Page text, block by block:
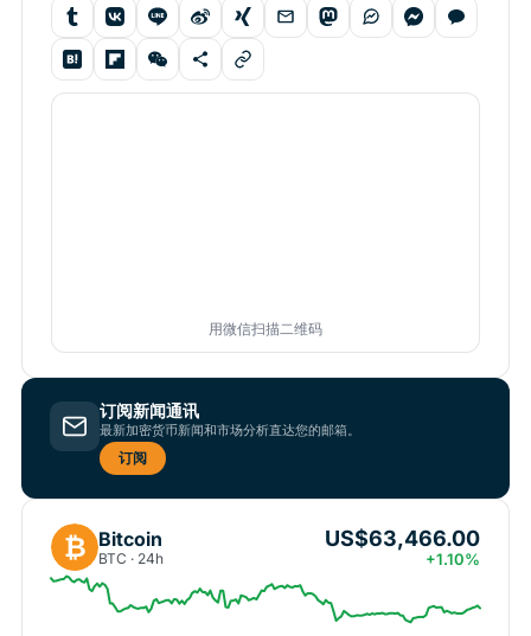
用微信扫描二维码
订阅新闻通讯
最新加密货币新闻和市场分析直达您的邮箱。
订阅
₿ Bitcoin
BTC · 24h
US$63,466.00
+1.10%